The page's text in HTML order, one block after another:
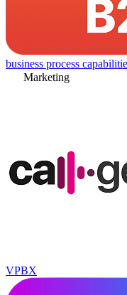
business process
Marketing
VPBX